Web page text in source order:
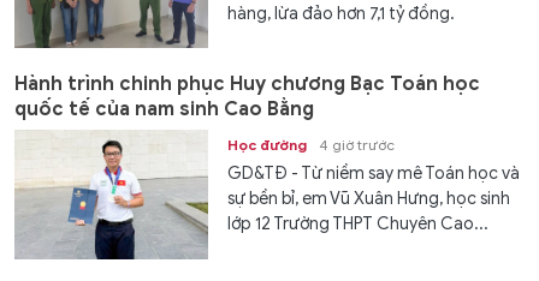
hàng, lừa đảo hơn 7,1 tỷ đồng.
Hành trình chinh phục Huy chương Bạc Toán học
quốc tế của nam sinh Cao Bằng
Học đường 4 giờ trước
GD&TĐ - Từ niềm say mê Toán học và
sự bền bỉ, em Vũ Xuân Hưng, học sinh
lớp 12 Trường THPT Chuyên Cao...